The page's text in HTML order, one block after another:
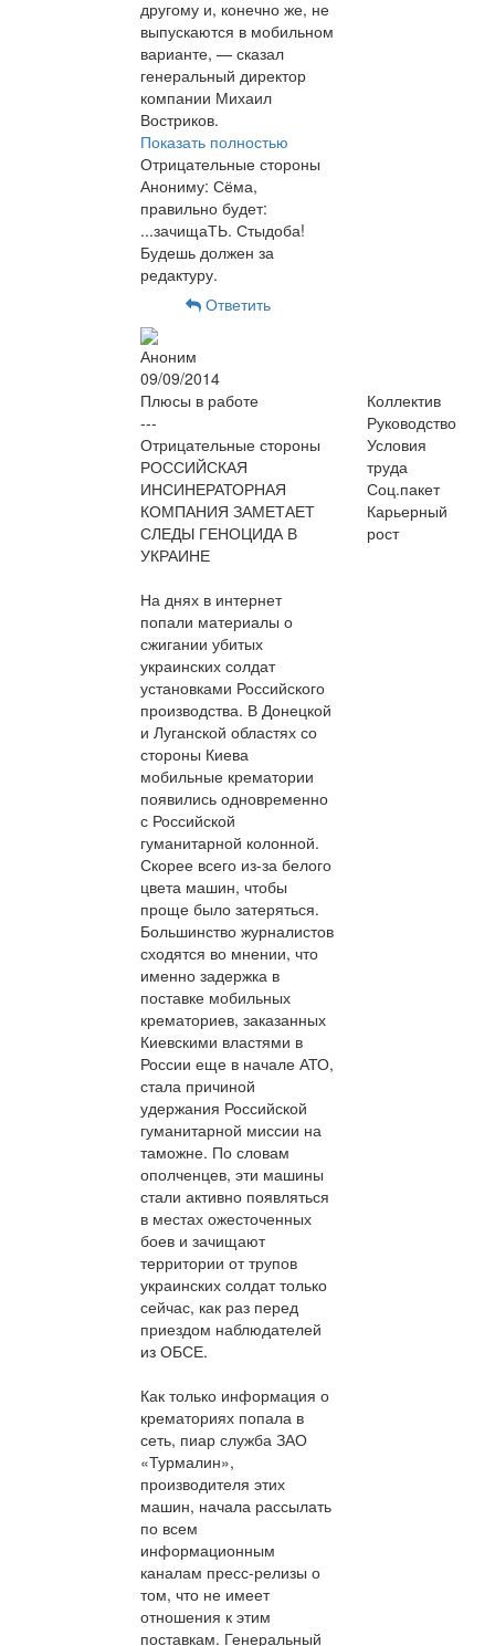
другому и, конечно же, не
выпускаются в мобильном
варианте, — сказал
генеральный директор
компании Михаил
Востриков.
Показать полностью
Отрицательные стороны
Анониму: Сёма,
правильно будет:
...зачищаТЬ. Стыдоба!
Будешь должен за
редактуру.
Ответить
Аноним
09/09/2014
Плюсы в работе
---
Отрицательные стороны
РОССИЙСКАЯ
ИНСИНЕРАТОРНАЯ
КОМПАНИЯ ЗАМЕТАЕТ
СЛЕДЫ ГЕНОЦИДА В
УКРАИНЕ
На днях в интернет
попали материалы о
сжигании убитых
украинских солдат
установками Российского
производства. В Донецкой
и Луганской областях со
стороны Киева
мобильные крематории
появились одновременно
с Российской
гуманитарной колонной.
Скорее всего из-за белого
цвета машин, чтобы
проще было затеряться.
Большинство журналистов
сходятся во мнении, что
именно задержка в
поставке мобильных
крематориев, заказанных
Киевскими властями в
России еще в начале АТО,
стала причиной
удержания Российской
гуманитарной миссии на
таможне. По словам
ополченцев, эти машины
стали активно появляться
в местах ожесточенных
боев и зачищают
территории от трупов
украинских солдат только
сейчас, как раз перед
приездом наблюдателей
из ОБСЕ.
Как только информация о
крематориях попала в
сеть, пиар служба ЗАО
«Турмалин»,
производителя этих
машин, начала рассылать
по всем
информационным
каналам пресс-релизы о
том, что не имеет
отношения к этим
поставкам. Генеральный
Коллектив
Руководство
Условия
труда
Соц.пакет
Карьерный
рост